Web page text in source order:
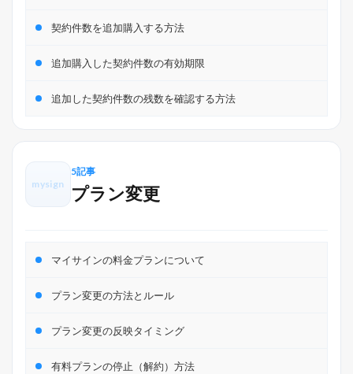
契約件数を追加購入する方法
追加購入した契約件数の有効期限
追加した契約件数の残数を確認する方法
mysign
5記事
プラン変更
マイサインの料金プランについて
プラン変更の方法とルール
プラン変更の反映タイミング
有料プランの停止（解約）方法